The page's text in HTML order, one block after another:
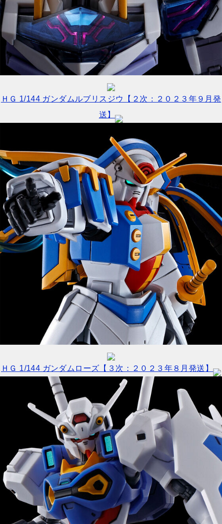
ＨＧ 1/144 ガンダムルブリスジウ【２次：２０２３年９月発
送】
ＨＧ 1/144 ガンダムローズ【３次：２０２３年８月発送】